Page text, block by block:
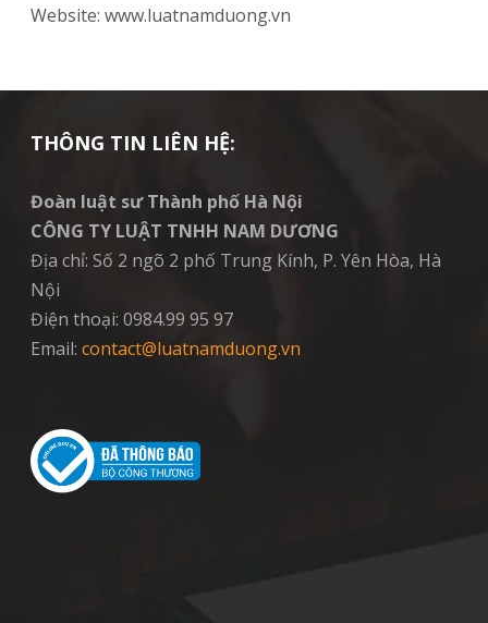
Website: www.luatnamduong.vn
THÔNG TIN LIÊN HỆ:
Đoàn luật sư Thành phố Hà Nội
CÔNG TY LUẬT TNHH NAM DƯƠNG
Địa chỉ: Số 2 ngõ 2 phố Trung Kính, P. Yên Hòa, Hà
Nội
Điện thoại: 0984.99 95 97
Email: contact@luatnamduong.vn